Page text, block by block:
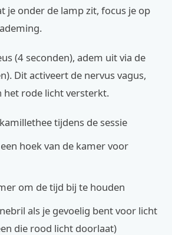
je onder de lamp zit, focus je op
(4 seconden), adem uit via de
Dit activeert de nervus vagus,
het rode licht versterkt.
tijdens de sessie
hoek van de kamer voor
om de tijd bij te houden
als je gevoelig bent voor licht
die rood licht doorlaat)